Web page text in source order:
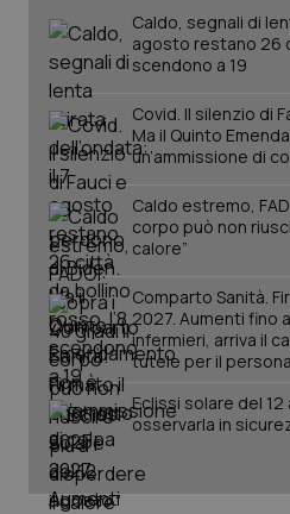
Caldo, segnali di
agosto restano 26
scendono a 19
Covid. Il silenzio di
Ma il Quinto
un’ammissione di
Caldo estremo,
corpo può non
calore”
Comparto Sanità.
2027. Aumenti fino
infermieri, arriva il
tutele per il
Eclissi solare del
osservarla in
tracking-sites-ironfish-
_ga